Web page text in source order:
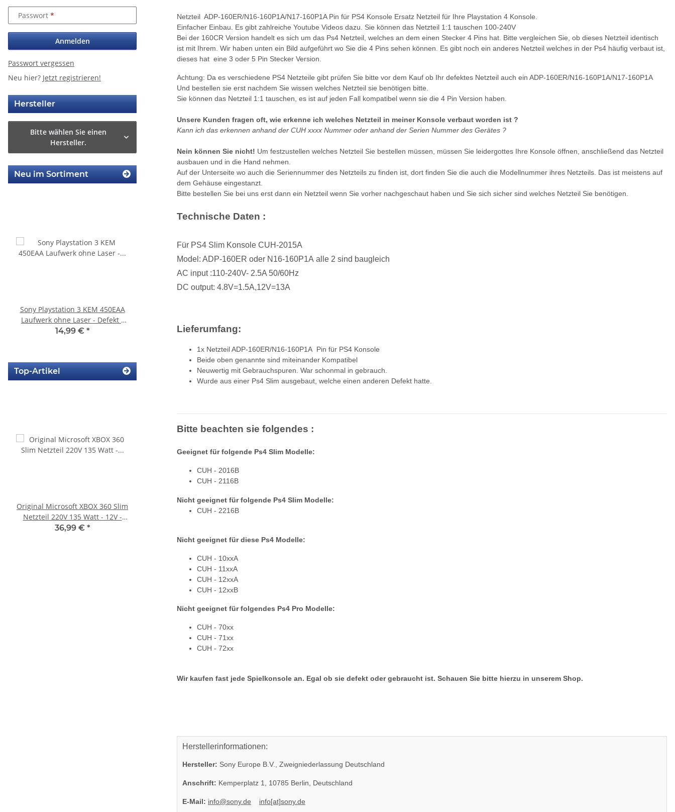
Netzteil ADP-160ER/N16-160P1A/N17-160P1A Pin für PS4 Konsole Ersatz Netzteil für Ihre Playstation 4 Konsole.
Einfacher Einbau. Es gibt zahlreiche Youtube Videos dazu. Sie können das Netzteil 1:1 tauschen 100-240V
Bei der 160CR Version handelt es sich um das Ps4 Netzteil, welches an dem einen Stecker 4 Pins hat. Bitte vergleichen Sie, ob dieses Netzteil identisch
ist mit Ihrem. Wir haben unten ein Bild aufgeführt wo Sie die 4 Pins sehen können. Es gibt noch ein anderes Netzteil welches in der Ps4 häufig verbaut ist,
dieses hat eine 3 oder 5 Pin Stecker Version.
Achtung: Da es verschiedene PS4 Netzteile gibt prüfen Sie bitte vor dem Kauf ob Ihr defektes Netzteil auch ein ADP-160ER/N16-160P1A/N17-160P1A
Und bestellen sie erst nachdem Sie wissen welches Netzteil sie benötigen bitte.
Sie können das Netzteil 1:1 tauschen, es ist auf jeden Fall kompatibel wenn sie die 4 Pin Version haben.
Unsere Kunden fragen oft, wie erkenne ich welches Netzteil in meiner Konsole verbaut worden ist ?
Kann ich das erkennen anhand der CUH xxxx Nummer oder anhand der Serien Nummer des Gerätes ?
Nein können Sie nicht! Um festzustellen welches Netzteil Sie bestellen müssen, müssen Sie leidergottes Ihre Konsole öffnen, anschließend das Netzteil
ausbauen und in die Hand nehmen.
Auf der Unterseite wo auch die Seriennummer des Netzteils zu finden ist, dort finden Sie die auch die Modellnummer ihres Netzteils. Das ist meistens auf
dem Gehäuse eingestanzt.
Bitte bestellen Sie bei uns erst dann ein Netzteil wenn Sie vorher nachgeschaut haben und Sie sich sicher sind welches Netzteil Sie benötigen.
Technische Daten :
Für PS4 Slim Konsole CUH-2015A
Model: ADP-160ER oder N16-160P1A alle 2 sind baugleich
AC input :110-240V- 2.5A 50/60Hz
DC output: 4.8V=1.5A,12V=13A
Lieferumfang:
1x Netzteil ADP-160ER/N16-160P1A Pin für PS4 Konsole
Beide oben genannte sind miteinander Kompatibel
Neuwertig mit Gebrauchspuren. War schonmal in gebrauch.
Wurde aus einer Ps4 Slim ausgebaut, welche einen anderen Defekt hatte.
Bitte beachten sie folgendes :
Geeignet für folgende Ps4 Slim Modelle:
CUH - 2016B
CUH - 2116B
Nicht geeignet für folgende Ps4 Slim Modelle:
CUH - 2216B
Nicht geeignet für diese Ps4 Modelle:
CUH - 10xxA
CUH - 11xxA
CUH - 12xxA
CUH - 12xxB
Nicht geeignet für folgendes Ps4 Pro Modelle:
CUH - 70xx
CUH - 71xx
CUH - 72xx
Wir kaufen fast jede Spielkonsole an. Egal ob sie defekt oder gebraucht ist. Schauen Sie bitte hierzu in unserem Shop.
Herstellerinformationen:
Hersteller: Sony Europe B.V., Zweigniederlassung Deutschland
Anschrift: Kemperplatz 1, 10785 Berlin, Deutschland
E-Mail: info@sony.de info[at]sony.de
Passwort
Anmelden
Passwort vergessen
Neu hier? Jetzt registrieren!
Hersteller
Bitte wählen Sie einen
Hersteller.
Neu im Sortiment
Sony Playstation 3 KEM 450EAA
Laufwerk ohne Laser - Defekt -
Eratzteilspender
14,99 € *
29,99 €*
Top-Artikel
Original Microsoft XBOX 360 Slim
Netzteil 220V 135 Watt - 12V -
10.83A * gebraucht
36,99 € *
SONY PlayStation 4™ PS4 Slim